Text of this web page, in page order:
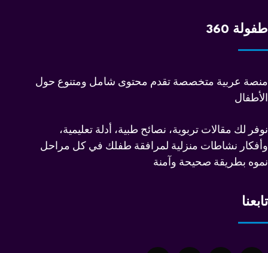
طفولة 360
منصة عربية متخصصة تقدم محتوى شامل ومتنوع حول
الأطفال
نوفر لك مقالات تربوية، نصائح طبية، أدلة تعليمية،
وأفكار نشاطات منزلية لمرافقة طفلك في كل مراحل
نموه بطريقة صحيحة وآمنة
تابعنا